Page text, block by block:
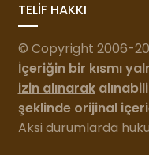
TELİF HAKKI
© Copyright 2006-
İçeriğin bir kısmı
izin alınarak
şeklinde orijinal
Aksi durumlarda